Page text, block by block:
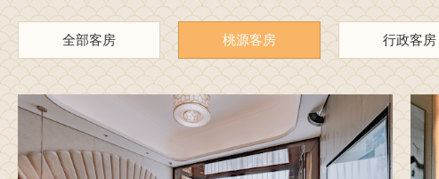
全部客房 桃源客房 行政客房